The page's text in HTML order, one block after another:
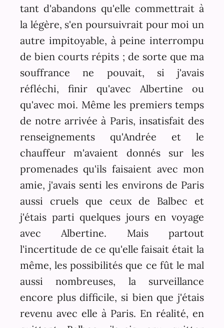
tant d'abandons qu'elle commettrait à
la légère, s'en poursuivrait pour moi un
autre impitoyable, à peine interrompu
de bien courts répits ; de sorte que ma
souffrance ne pouvait, si j'avais
réfléchi, finir qu'avec Albertine ou
qu'avec moi. Même les premiers temps
de notre arrivée à Paris, insatisfait des
renseignements qu'Andrée et le
chauffeur m'avaient donnés sur les
promenades qu'ils faisaient avec mon
amie, j'avais senti les environs de Paris
aussi cruels que ceux de Balbec et
j'étais parti quelques jours en voyage
avec Albertine. Mais partout
l'incertitude de ce qu'elle faisait était la
même, les possibilités que ce fût le mal
aussi nombreuses, la surveillance
encore plus difficile, si bien que j'étais
revenu avec elle à Paris. En réalité, en